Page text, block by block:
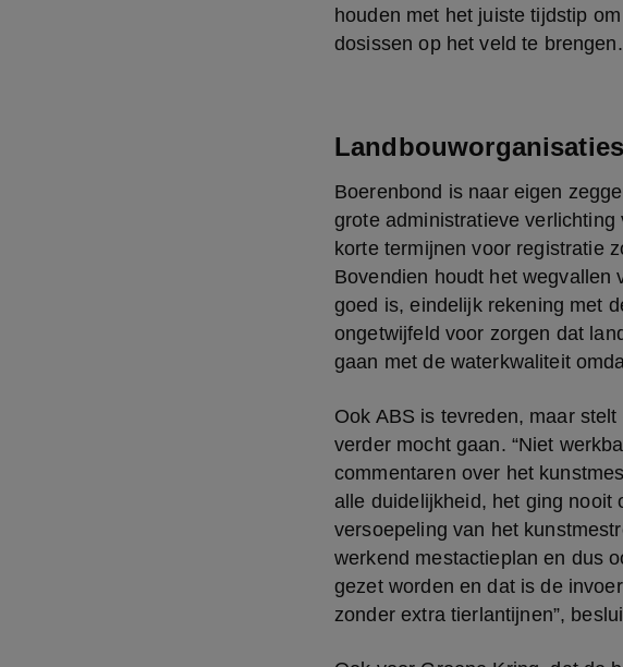
houden met het juiste tijdstip
dosissen op het veld te brengen. ​
Boerenbond is naar eigen
grote administratieve verlichting
korte termijnen voor registratie
Bovendien houdt het wegvallen
goed is, eindelijk rekening met
ongetwijfeld voor zorgen dat
gaan met de waterkwaliteit
Ook ABS is tevreden, maar
verder mocht gaan. “Niet
commentaren over het
alle duidelijkheid, het ging nooit
versoepeling van het
werkend mestactieplan en dus
gezet worden en dat is de
zonder extra tierlantijnen”,